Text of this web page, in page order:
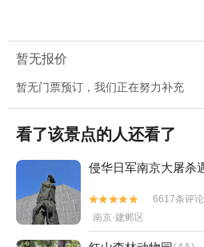
暂无报价
暂无门票预订，我们正在努力补充
看了该景点的人还看了


6617条评论
南京·建邺区